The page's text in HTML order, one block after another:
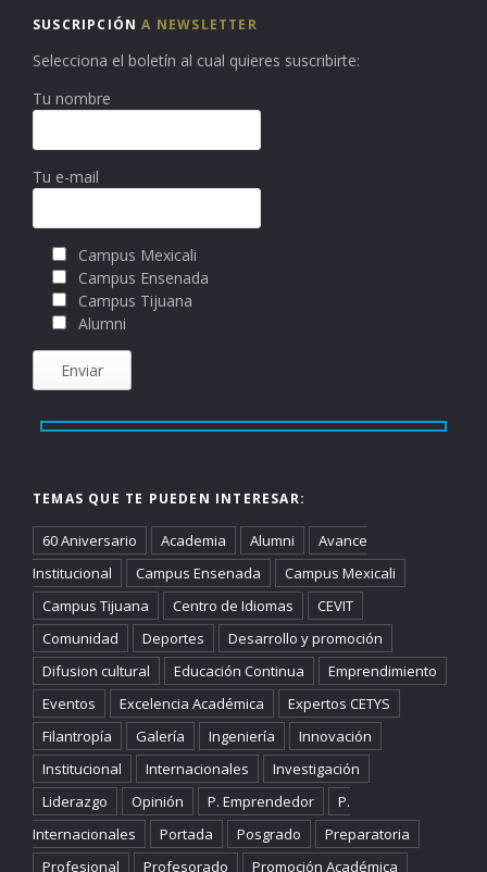
SUSCRIPCIÓNA NEWSLETTER
Selecciona el boletín al cual quieres suscribirte:
Tu nombre
Tu e-mail
Campus Mexicali
Campus Ensenada
Campus Tijuana
Alumni
TEMAS QUE TE PUEDEN INTERESAR:
60 Aniversario Academia Alumni
Avance
Institucional
Campus Ensenada
Campus Mexicali
Campus Tijuana
Centro de Idiomas
CEVIT
Comunidad
Deportes
Desarrollo y promoción
Difusion cultural
Educación Continua
Emprendimiento
Eventos
Excelencia Académica
Expertos CETYS
Filantropía
Galería Ingeniería
Innovación
Institucional
Internacionales
Investigación
Liderazgo
Opinión P. Emprendedor
P.
Internacionales
Portada Posgrado
Preparatoria
Profesional
Profesorado Promoción Académica